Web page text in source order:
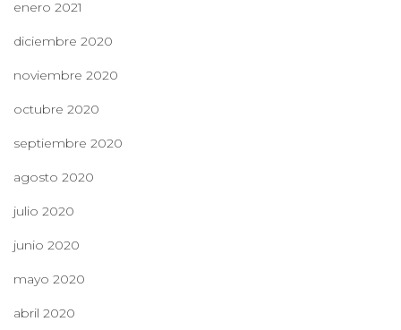
enero 2021
diciembre 2020
noviembre 2020
octubre 2020
septiembre 2020
agosto 2020
julio 2020
junio 2020
mayo 2020
abril 2020